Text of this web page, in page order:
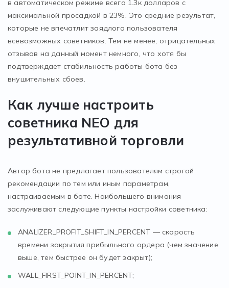
в автоматическом режиме всего 1.3к долларов с
максимальной просадкой в 23%. Это средние результат,
которые не впечатлит заядлого пользователя
всевозможных советников. Тем не менее, отрицательных
отзывов на данный момент немного, что хотя бы
подтверждает стабильность работы бота без
внушительных сбоев.
Как лучше настроить
советника NEO для
результативной торговли
Автор бота не предлагает пользователям строгой
рекомендации по тем или иным параметрам,
настраиваемым в боте. Наибольшего внимания
заслуживают следующие пункты настройки советника:
ANALIZER_PROFIT_SHIFT_IN_PERCENT — скорость
времени закрытия прибыльного ордера (чем значение
выше, тем быстрее он будет закрыт);
WALL_FIRST_POINT_IN_PERCENT;